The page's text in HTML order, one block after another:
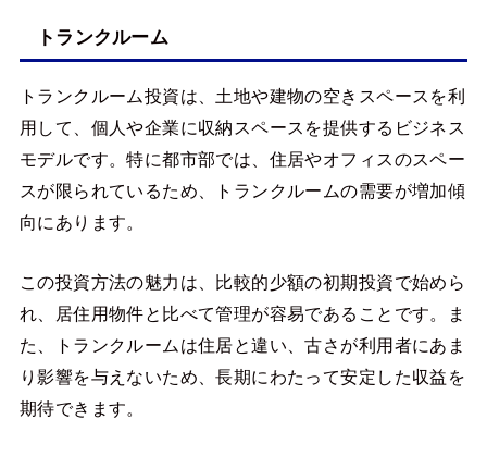
トランクルーム
トランクルーム投資は、土地や建物の空きスペースを利
用して、個人や企業に収納スペースを提供するビジネス
モデルです。特に都市部では、住居やオフィスのスペー
スが限られているため、トランクルームの需要が増加傾
向にあります。
この投資方法の魅力は、比較的少額の初期投資で始めら
れ、居住用物件と比べて管理が容易であることです。ま
た、トランクルームは住居と違い、古さが利用者にあま
り影響を与えないため、長期にわたって安定した収益を
期待できます。